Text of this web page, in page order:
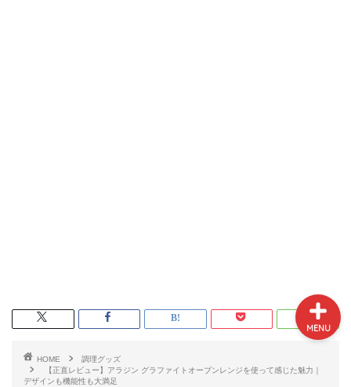
HOME
調理グッズ
【正直レビュー】アラジン グラファイトオーブンレンジを使って感じた魅力｜
デザインも機能性も大満足
MENU